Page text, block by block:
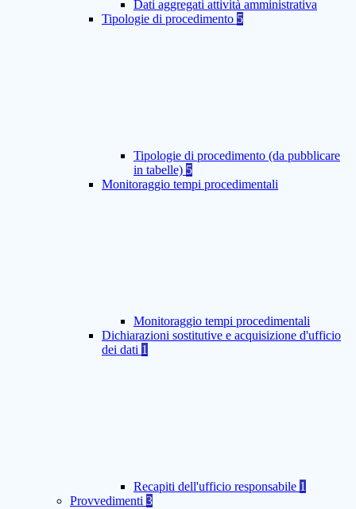
Dati aggregati attività amministrativa
Tipologie di procedimento 5
Tipologie di procedimento (da pubblicare
in tabelle) 5
Monitoraggio tempi procedimentali
Monitoraggio tempi procedimentali
Dichiarazioni sostitutive e acquisizione d'ufficio
dei dati 1
Recapiti dell'ufficio responsabile 1
Provvedimenti 3